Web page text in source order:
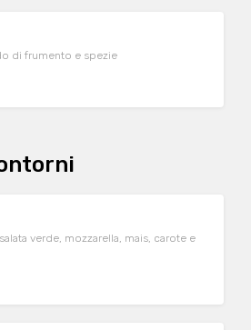
di frumento e spezie
verde, mozzarella, mais, carote e